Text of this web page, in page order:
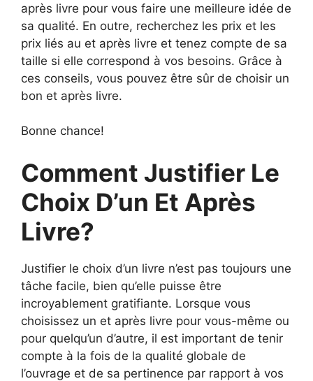
après livre pour vous faire une meilleure idée de
sa qualité. En outre, recherchez les prix et les
prix liés au et après livre et tenez compte de sa
taille si elle correspond à vos besoins. Grâce à
ces conseils, vous pouvez être sûr de choisir un
bon et après livre.
Bonne chance!
Comment Justifier Le
Choix D’un Et Après
Livre?
Justifier le choix d’un livre n’est pas toujours une
tâche facile, bien qu’elle puisse être
incroyablement gratifiante. Lorsque vous
choisissez un et après livre pour vous-même ou
pour quelqu’un d’autre, il est important de tenir
compte à la fois de la qualité globale de
l’ouvrage et de sa pertinence par rapport à vos